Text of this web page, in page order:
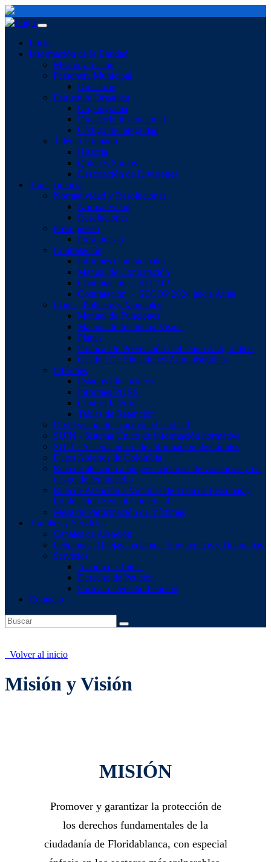
Inicio
Información de la Entidad
Misión y Visión
Personera Municipal
Directorio
Estructura Orgánica
Organigrama
Directorio Institucional
Código de Integridad
Talento Humano
Historia
Quienes Somos
Descripción de Divisiones
Transparencia
Normatividad y Resoluciones
Normatividad
Resoluciones
Presupuesto
Presupuesto
Contratación
Informes Contractuales
Manual de Contratación
Contratación – SECOP
Contratación – SECOP 2024 hacia Atrás
Planes, Políticas y Manuales
Manual de Funciones
Manual de Identidad Visual
Planes
Política De Prevención Del Daño Antijurídico
Gestión De Situaciones Administrativas
Informes
Estados Financieros
Informes PQRS
Control Interno
Tablas de Retención
Divulgación de la actividad sindical
SUIN - Sistema Único de información normativa
SUIT - Sistema único de información de trámites
Datos Abiertos de Colombia
Ruta de atención a mujeres víctimas de violencias y en
riesgo de feminicidio
Ruta de Atención a Victimas de Trata de Personas y
Explotación Sexual Comercial
Mesa de Participación de Víctimas
Trámites y Servicios
Canales de Atención
Peticiones, Quejas, reclamos, Sugerencias y Denuncias
Servicios
Acción de Tutela
Derecho de Petición
Formato Derecho Petición
Contacto
Volver al inicio
Misión y Visión
MISIÓN
Promover y garantizar la protección de
los derechos fundamentales de la
ciudadanía de Floridablanca, con especial